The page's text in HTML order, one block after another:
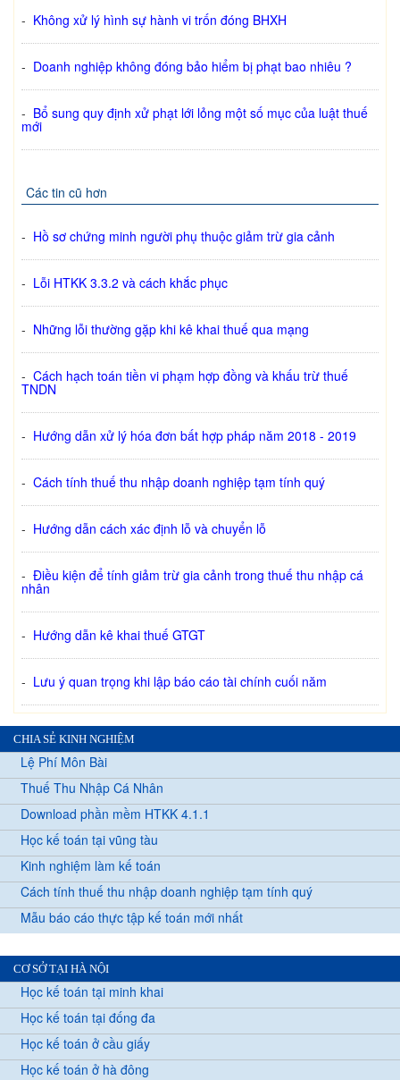
- Không xử lý hình sự hành vi trốn đóng BHXH
- Doanh nghiệp không đóng bảo hiểm bị phạt bao nhiêu ?
- Bổ sung quy định xử phạt lới lỏng một số mục của luật thuế
mới
Các tin cũ hơn
- Hồ sơ chứng minh người phụ thuộc giảm trừ gia cảnh
- Lỗi HTKK 3.3.2 và cách khắc phục
- Những lỗi thường gặp khi kê khai thuế qua mạng
- Cách hạch toán tiền vi phạm hợp đồng và khấu trừ thuế
TNDN
- Hướng dẫn xử lý hóa đơn bất hợp pháp năm 2018 - 2019
- Cách tính thuế thu nhập doanh nghiệp tạm tính quý
- Hướng dẫn cách xác định lỗ và chuyển lỗ
- Điều kiện để tính giảm trừ gia cảnh trong thuế thu nhập cá
nhân
- Hướng dẫn kê khai thuế GTGT
- Lưu ý quan trọng khi lập báo cáo tài chính cuối năm
CHIA SẺ KINH NGHIỆM
Lệ Phí Môn Bài
Thuế Thu Nhập Cá Nhân
Download phần mềm HTKK 4.1.1
Học kế toán tại vũng tàu
Kinh nghiệm làm kế toán
Cách tính thuế thu nhập doanh nghiệp tạm tính quý
Mẫu báo cáo thực tập kế toán mới nhất
CƠ SỞ TẠI HÀ NỘI
Học kế toán tại minh khai
Học kế toán tại đống đa
Học kế toán ở cầu giấy
Học kế toán ở hà đông